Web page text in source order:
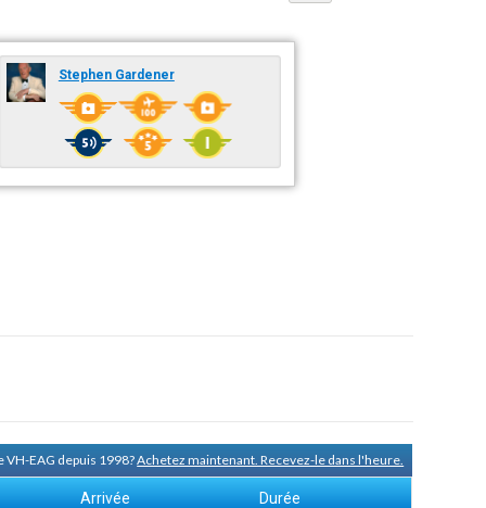
Stephen Gardener
EAG depuis 1998?Achetez maintenant. Recevez-le dans l'heure.
Arrivée Durée